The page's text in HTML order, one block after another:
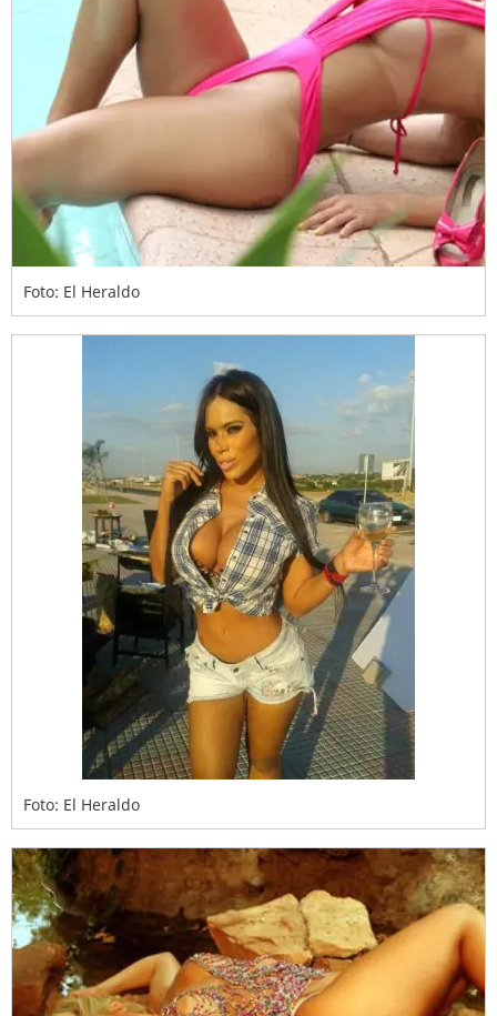
Foto: El Heraldo
Foto: El Heraldo